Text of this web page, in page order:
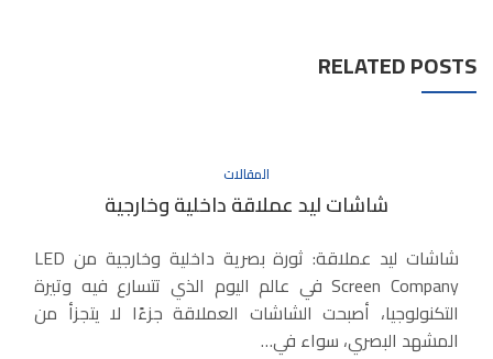
RELATED POSTS
المقالات
شاشات ليد عملاقة داخلية وخارجية
شاشات ليد عملاقة: ثورة بصرية داخلية وخارجية من LED
Screen Company في عالم اليوم الذي تتسارع فيه وتيرة
التكنولوجيا، أصبحت الشاشات العملاقة جزءًا لا يتجزأ من
المشهد البصري، سواء في…